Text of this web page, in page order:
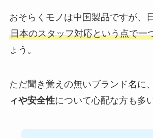
おそらくモノは中国製品ですが、
日本のスタッフ対応という点で一
ょう。
ただ聞き覚えの無いブランド名に、
ィや安全性について心配な方も多